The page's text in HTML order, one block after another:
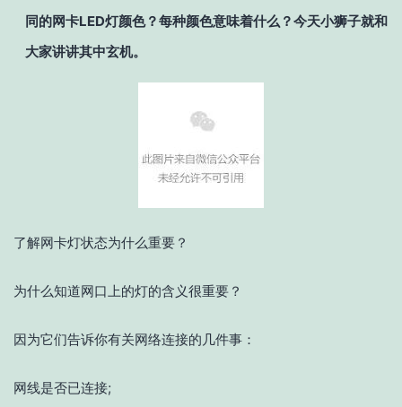
同的网卡LED灯颜色？每种颜色意味着什么？今天小狮子就和
大家讲讲其中玄机。
了解网卡灯状态为什么重要？
为什么知道网口上的灯的含义很重要？
因为它们告诉你有关网络连接的几件事：
网线是否已连接;